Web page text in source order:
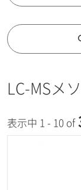
LC-MSメ
表示中 1 - 10 of